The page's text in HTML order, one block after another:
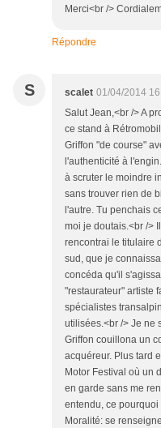
Merci<br />
Répondre
S scalet 01/04/2014
Salut Jean,<br /> A
ce stand à
Griffon "de course"
l'authenticité à
à scruter le moindre
sans trouver rien de
l'autre. Tu penchais
moi je doutais.<br />
rencontrai le titulaire
sud, que je
concéda qu'il
"restaurateur" artiste
spécialistes
utilisées.<br /> Je ne
Griffon couillona un
acquéreur. Plus tard
Motor Festival où un
en garde sans me
entendu, ce
Moralité: se